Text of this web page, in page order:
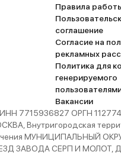
Правила
соглашение
Согласие на
рекламных
Политика для
генерируемого
Вакансии
7715936827 ОРГН
Внутригородская
МУНИЦИПАЛЬНЫЙ
ЗАВОДА СЕРП И МОЛОТ,